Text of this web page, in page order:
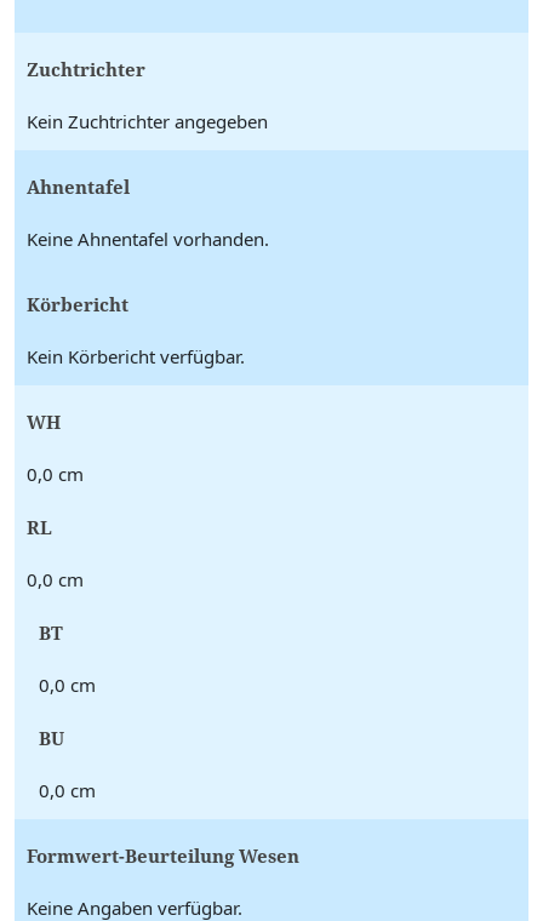
Zuchtrichter
Kein Zuchtrichter angegeben
Ahnentafel
Keine Ahnentafel vorhanden.
Körbericht
Kein Körbericht verfügbar.
WH
0,0 cm
RL
0,0 cm
BT
0,0 cm
BU
0,0 cm
Formwert-Beurteilung Wesen
Keine Angaben verfügbar.